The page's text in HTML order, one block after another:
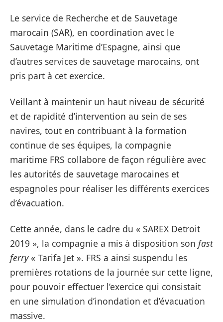
Le service de Recherche et de Sauvetage
marocain (SAR), en coordination avec le
Sauvetage Maritime d’Espagne, ainsi que
d’autres services de sauvetage marocains, ont
pris part à cet exercice.
Veillant à maintenir un haut niveau de sécurité
et de rapidité d’intervention au sein de ses
navires, tout en contribuant à la formation
continue de ses équipes, la compagnie
maritime FRS collabore de façon régulière avec
les autorités de sauvetage marocaines et
espagnoles pour réaliser les différents exercices
d’évacuation.
Cette année, dans le cadre du « SAREX Detroit
2019 », la compagnie a mis à disposition son fast
ferry« Tarifa Jet ». FRS a ainsi suspendu les
premières rotations de la journée sur cette ligne,
pour pouvoir effectuer l’exercice qui consistait
en une simulation d’inondation et d’évacuation
massive.